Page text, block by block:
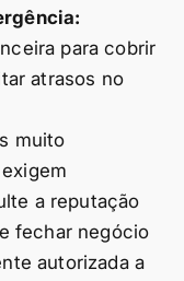
para cobrir
atrasos no
muito
a reputação
fechar negócio
autorizada a